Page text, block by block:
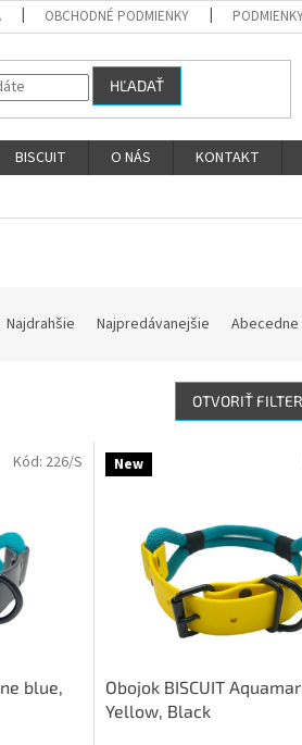
OBCHODNÉ PODMIENKY
HĽADAŤ
BISCUIT O NÁS KONTAKT
Najdrahšie Najpredávanejšie Abecedne
OTVORIŤ FILTER
blue,
Kód: 226/S New
Obojok BISCUIT
Yellow, Black